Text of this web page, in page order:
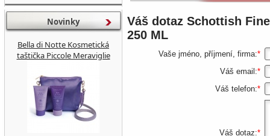
Váš dotaz Schottish
250 ML
Vaše jméno, příjmení, firma:*
Váš email:*
Váš telefon:*
Váš dotaz:*
Novinky
Bella di Notte Kosmetická
taštička Piccole Meraviglie